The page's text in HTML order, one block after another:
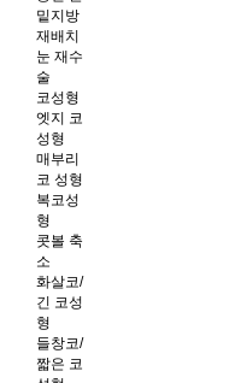
밑지방
재배치
눈 재수
술
코성형
엣지 코
성형
매부리
코 성형
복코성
형
콧볼 축
소
화살코/
긴 코성
형
들창코/
짧은 코